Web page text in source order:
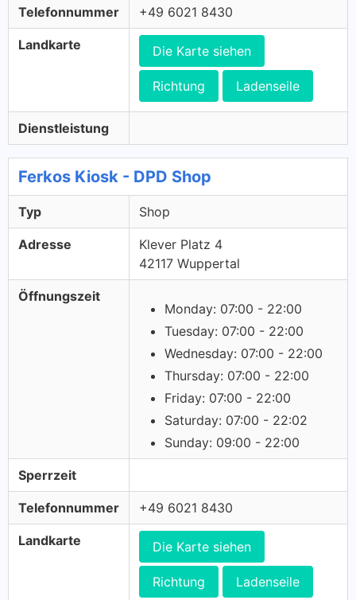
Telefonnummer +49 6021 8430
Landkarte Die Karte siehen
Richtung Ladenseile
Dienstleistung
Ferkos Kiosk - DPD Shop
Typ Shop
Adresse
Klever Platz 4
42117 Wuppertal
Öffnungszeit
Monday: 07:00 - 22:00
Tuesday: 07:00 - 22:00
Wednesday: 07:00 - 22:00
Thursday: 07:00 - 22:00
Friday: 07:00 - 22:00
Saturday: 07:00 - 22:02
Sunday: 09:00 - 22:00
Sperrzeit
Telefonnummer +49 6021 8430
Landkarte Die Karte siehen
Richtung Ladenseile